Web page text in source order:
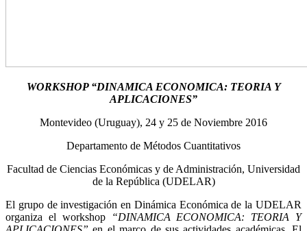
WORKSHOP “DINAMICA ECONOMICA: TEORIA Y
APLICACIONES”
Montevideo (Uruguay), 24 y 25 de Noviembre 2016
Departamento de Métodos Cuantitativos
Facultad de Ciencias Económicas y de Administración, Universidad
de la República (UDELAR)
El grupo de investigación en Dinámica Económica de la UDELAR
organiza el workshop
“DINAMICA ECONOMICA: TEORIA Y